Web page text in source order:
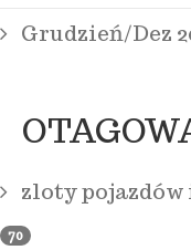
Grudzień/Dez
zloty
70